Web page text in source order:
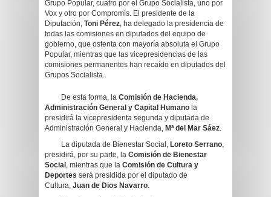
Grupo Popular, cuatro por el Grupo Socialista, uno por
Vox y otro por Compromís. El presidente de la
Diputación, Toni Pérez, ha delegado la presidencia de
todas las comisiones en diputados del equipo de
gobierno, que ostenta con mayoría absoluta el Grupo
Popular, mientras que las vicepresidencias de las
comisiones permanentes han recaído en diputados del
Grupos Socialista.
De esta forma, la Comisión de Hacienda,
Administración General y Capital Humano la
presidirá la vicepresidenta segunda y diputada de
Administración General y Hacienda, Mª del Mar Sáez.
La diputada de Bienestar Social, Loreto Serrano,
presidirá, por su parte, la Comisión de Bienestar
Social , mientras que la Comisión de Cultura y
Deportes será presidida por el diputado de
Cultura, Juan de Dios Navarro.